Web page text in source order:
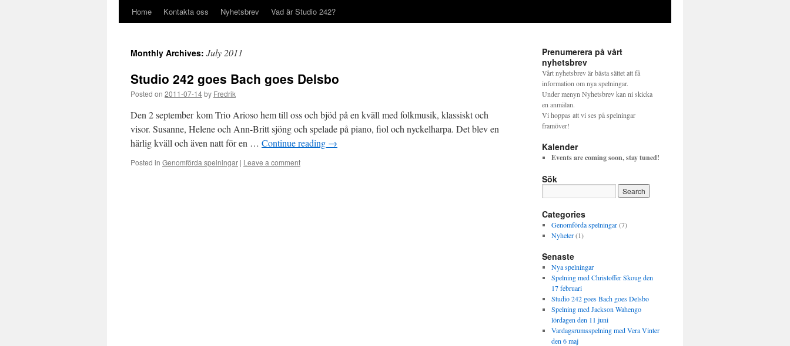
Skip
content
Home Kontakta oss Nyhetsbrev Vad är Studio 242?
Monthly Archives: July 2011
Studio 242 goes Bach goes Delsbo
Posted on 2011-07-14by Fredrik
Den 2 september kom Trio Arioso hem till oss och bjöd på en kväll med folkmusik, klassiskt och
visor. Susanne, Helene och Ann-Britt sjöng och spelade på piano, fiol och nyckelharpa. Det blev en
härlig kväll och även natt för en … Continue reading →
Posted in Genomförda spelningar | Leave a comment
Prenumerera på vårt
nyhetsbrev
Vårt nyhetsbrev är bästa sättet att få
information om nya spelningar.
Under menyn Nyhetsbrev kan ni skicka
en anmälan.
Vi hoppas att vi ses på spelningar
framöver!
Kalender
Events are coming soon, stay tuned!
Sök
Categories
Genomförda spelningar(7)
Nyheter(1)
Senaste
Nya spelningar
Spelning med Christoffer Skoug den
17 februari
Studio 242 goes Bach goes Delsbo
Spelning med Jackson Wahengo
lördagen den 11 juni
Vardagsrumsspelning med Vera Vinter
den 6 maj